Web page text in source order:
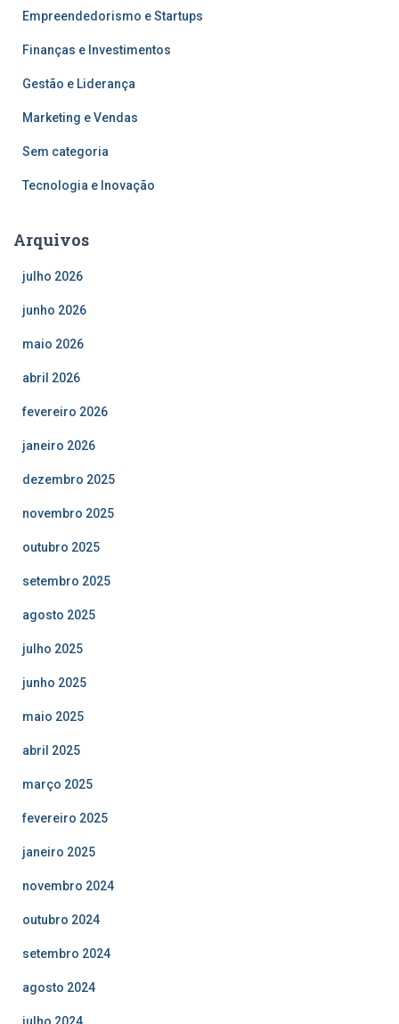
Empreendedorismo e Startups
Finanças e Investimentos
Gestão e Liderança
Marketing e Vendas
Sem categoria
Tecnologia e Inovação
Arquivos
julho 2026
junho 2026
maio 2026
abril 2026
fevereiro 2026
janeiro 2026
dezembro 2025
novembro 2025
outubro 2025
setembro 2025
agosto 2025
julho 2025
junho 2025
maio 2025
abril 2025
março 2025
fevereiro 2025
janeiro 2025
novembro 2024
outubro 2024
setembro 2024
agosto 2024
julho 2024